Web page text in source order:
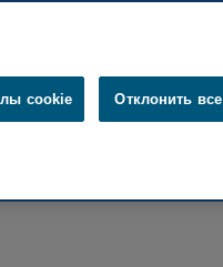
cookie Отклонить все